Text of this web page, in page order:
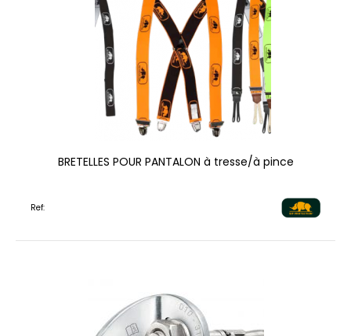
BRETELLES POUR PANTALON à tresse/à pince
Ref: